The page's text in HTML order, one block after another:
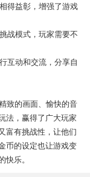
得益彰，增强了游戏
战模式，玩家需要不
互动和交流，分享自
致的画面、愉快的音
法，赢得了广大玩家
富有挑战性，让他们
币的设定也让游戏变
快乐。